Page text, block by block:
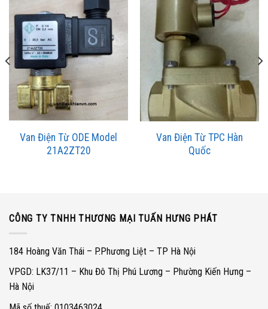
Van Điện Từ ODE Model
21A2ZT20
Van Điện Từ TPC Hàn
Quốc
CÔNG TY TNHH THƯƠNG MẠI TUẤN HƯNG PHÁT
184 Hoàng Văn Thái – P.Phương Liệt – TP Hà Nội
VPGD: LK37/11 – Khu Đô Thị Phú Lương – Phường Kiến Hưng –
Hà Nội